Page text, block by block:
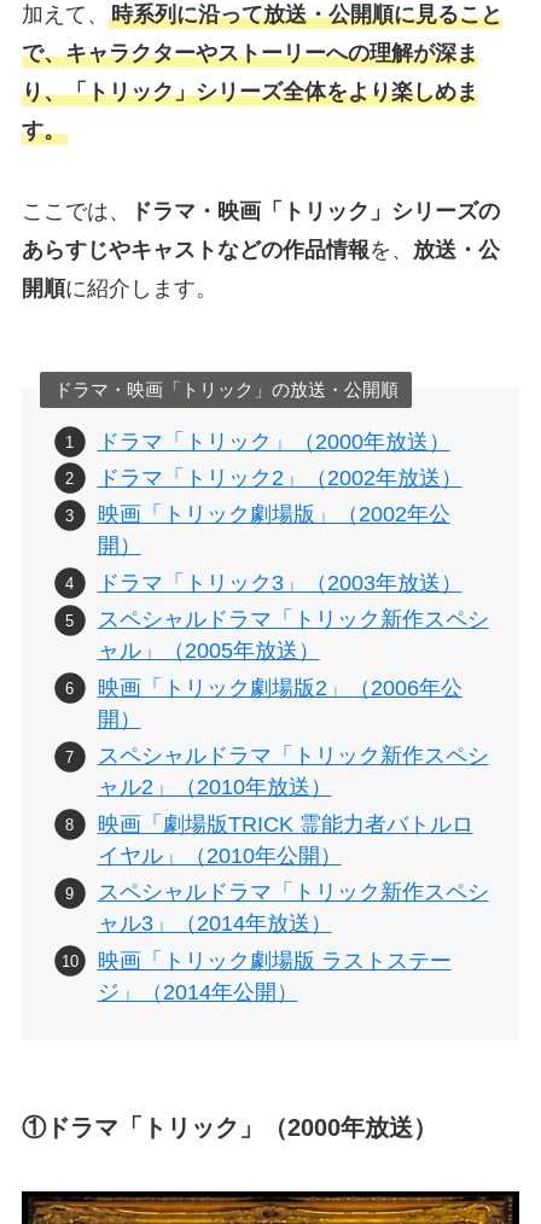
加えて、 時系列に沿って放送・公開順に見ること
で、キャラクターやストーリーへの理解が深ま
り、「トリック」シリーズ全体をより楽しめま
す。
ここでは、
ドラマ・映画「トリック」シリーズの
あらすじやキャストなどの作品情報を、 放送・公
開順に紹介します。
ドラマ・映画「トリック」の放送・公開順
ドラマ「トリック」（2000年放送）
ドラマ「トリック2」（2002年放送）
映画「トリック劇場版」（2002年公
開）
ドラマ「トリック3」（2003年放送）
スペシャルドラマ「トリック新作スペシ
ャル」（2005年放送）
映画「トリック劇場版2」（2006年公
開）
スペシャルドラマ「トリック新作スペシ
ャル2」（2010年放送）
映画「劇場版TRICK 霊能力者バトルロ
イヤル」（2010年公開）
スペシャルドラマ「トリック新作スペシ
ャル3」（2014年放送）
映画「トリック劇場版 ラストステー
ジ」（2014年公開）
①ドラマ「トリック」（2000年放送）